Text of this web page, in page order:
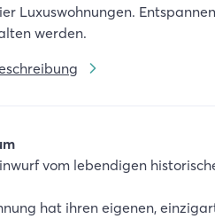
Luxuswohnungen.
werden.
vom lebendigen
hat ihren eigenen,